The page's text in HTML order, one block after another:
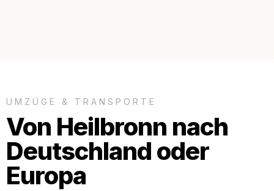
UMZÜGE & TRANSPORTE
Von Heilbronn nach
Deutschland oder
Europa